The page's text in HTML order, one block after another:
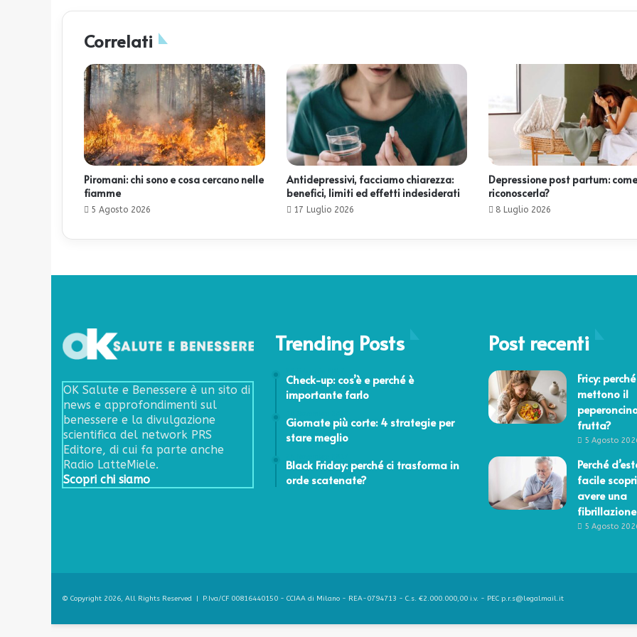
Correlati
Piromani: chi sono e cosa cercano nelle
fiamme
5 Agosto 2026
Antidepressivi, facciamo chiarezza:
benefici, limiti ed effetti indesiderati
17 Luglio 2026
Depressione post partum: come
riconoscerla?
8 Luglio 2026
OK Salute e Benessere è un sito di
news e approfondimenti sul
benessere e la divulgazione
scientifica del network PRS
Editore, di cui fa parte anche
Radio LatteMiele.
Scopri chi siamo
Trending Posts
Check-up: cos’è e perché è
importante farlo
Giornate più corte: 4 strategie per
stare meglio
Black Friday: perché ci trasforma in
orde scatenate?
Post recenti
Fricy:
mettono il
frutta?
5 Agosto
Perché
facile
avere una
5 Agosto
© Copyright 2026, All Rights Reserved | P.Iva/CF 00816440150 - CCIAA di Milano - REA-0794713 - C.s. €2.000.000,00 i.v. - PEC p.r.s@legalmail.it